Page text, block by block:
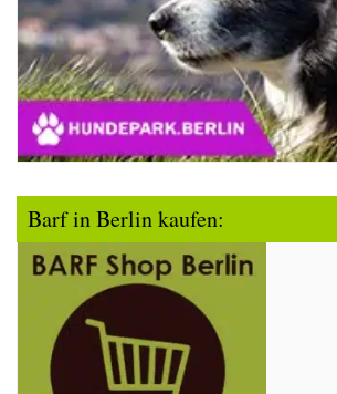
Barf in Berlin kaufen: